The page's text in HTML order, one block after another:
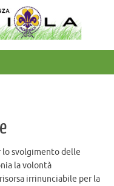
lo svolgimento delle
la volontà
irrinunciabile per la